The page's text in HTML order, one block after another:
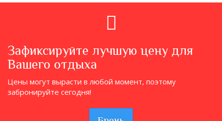
Зафиксируйте лучшую цену для
Вашего отдыха
Цены могут вырасти в любой момент, поэтому
забронируйте сегодня!